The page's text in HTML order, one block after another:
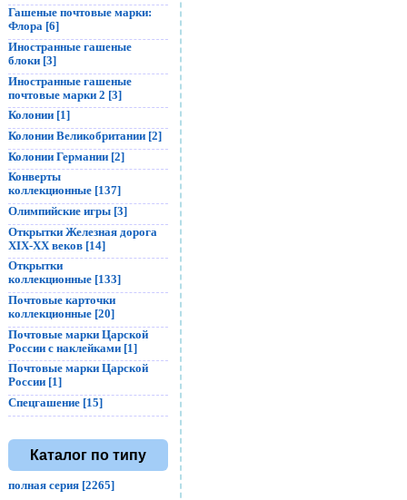
Гашеные почтовые марки:
Флора [6]
Иностранные гашеные
блоки [3]
Иностранные гашеные
почтовые марки 2 [3]
Колонии [1]
Колонии Великобритании [2]
Колонии Германии [2]
Конверты
коллекционные [137]
Олимпийские игры [3]
Открытки Железная дорога
XIX-XX веков [14]
Открытки
коллекционные [133]
Почтовые карточки
коллекционные [20]
Почтовые марки Царской
России с наклейками [1]
Почтовые марки Царской
России [1]
Спецгашение [15]
Каталог по типу
полная серия [2265]